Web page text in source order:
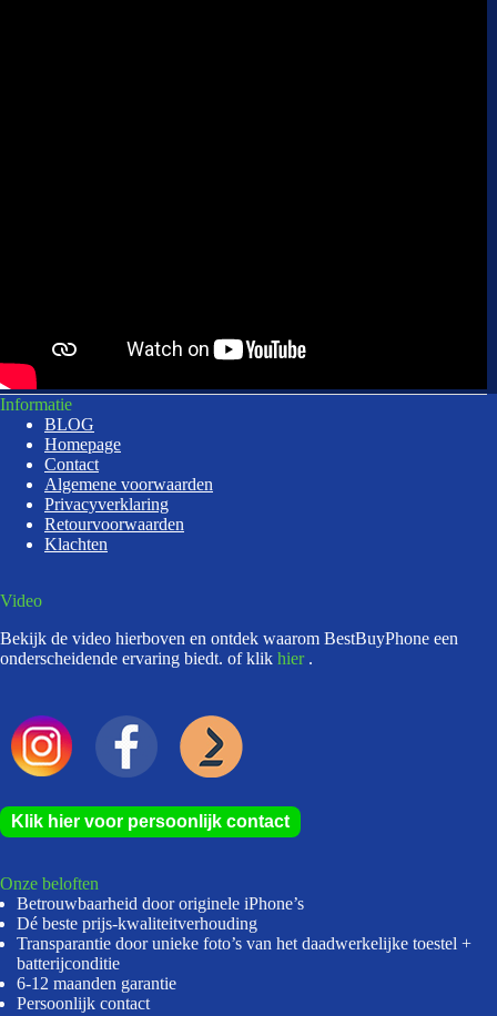
Informatie
BLOG
Homepage
Contact
Algemene voorwaarden
Privacyverklaring
Retourvoorwaarden
Klachten
Video
Bekijk de video hierboven en ontdek waarom BestBuyPhone een
onderscheidende ervaring biedt. of klik hier .
Klik hier voor persoonlijk contact
Onze beloften
Betrouwbaarheid door originele iPhone’s
Dé beste prijs-kwaliteitverhouding
Transparantie door unieke foto’s van het daadwerkelijke toestel +
batterijconditie
6-12 maanden garantie
Persoonlijk contact